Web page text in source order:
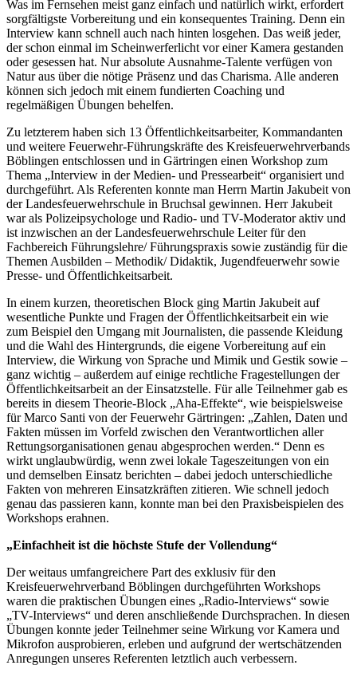
Was im Fernsehen meist ganz einfach und natürlich wirkt, erfordert
sorgfältigste Vorbereitung und ein konsequentes Training. Denn ein
Interview kann schnell auch nach hinten losgehen. Das weiß jeder,
der schon einmal im Scheinwerferlicht vor einer Kamera gestanden
oder gesessen hat. Nur absolute Ausnahme-Talente verfügen von
Natur aus über die nötige Präsenz und das Charisma. Alle anderen
können sich jedoch mit einem fundierten Coaching und
regelmäßigen Übungen behelfen.
Zu letzterem haben sich 13 Öffentlichkeitsarbeiter, Kommandanten
und weitere Feuerwehr-Führungskräfte des Kreisfeuerwehrverbands
Böblingen entschlossen und in Gärtringen einen Workshop zum
Thema „Interview in der Medien- und Pressearbeit“ organisiert und
durchgeführt. Als Referenten konnte man Herrn Martin Jakubeit von
der Landesfeuerwehrschule in Bruchsal gewinnen. Herr Jakubeit
war als Polizeipsychologe und Radio- und TV-Moderator aktiv und
ist inzwischen an der Landesfeuerwehrschule Leiter für den
Fachbereich Führungslehre/ Führungspraxis sowie zuständig für die
Themen Ausbilden – Methodik/ Didaktik, Jugendfeuerwehr sowie
Presse- und Öffentlichkeitsarbeit.
In einem kurzen, theoretischen Block ging Martin Jakubeit auf
wesentliche Punkte und Fragen der Öffentlichkeitsarbeit ein wie
zum Beispiel den Umgang mit Journalisten, die passende Kleidung
und die Wahl des Hintergrunds, die eigene Vorbereitung auf ein
Interview, die Wirkung von Sprache und Mimik und Gestik sowie –
ganz wichtig – außerdem auf einige rechtliche Fragestellungen der
Öffentlichkeitsarbeit an der Einsatzstelle. Für alle Teilnehmer gab es
bereits in diesem Theorie-Block „Aha-Effekte“, wie beispielsweise
für Marco Santi von der Feuerwehr Gärtringen: „Zahlen, Daten und
Fakten müssen im Vorfeld zwischen den Verantwortlichen aller
Rettungsorganisationen genau abgesprochen werden.“ Denn es
wirkt unglaubwürdig, wenn zwei lokale Tageszeitungen von ein
und demselben Einsatz berichten – dabei jedoch unterschiedliche
Fakten von mehreren Einsatzkräften zitieren. Wie schnell jedoch
genau das passieren kann, konnte man bei den Praxisbeispielen des
Workshops erahnen.
„Einfachheit ist die höchste Stufe der Vollendung“
Der weitaus umfangreichere Part des exklusiv für den
Kreisfeuerwehrverband Böblingen durchgeführten Workshops
waren die praktischen Übungen eines „Radio-Interviews“ sowie
„TV-Interviews“ und deren anschließende Durchsprachen. In diesen
Übungen konnte jeder Teilnehmer seine Wirkung vor Kamera und
Mikrofon ausprobieren, erleben und aufgrund der wertschätzenden
Anregungen unseres Referenten letztlich auch verbessern.